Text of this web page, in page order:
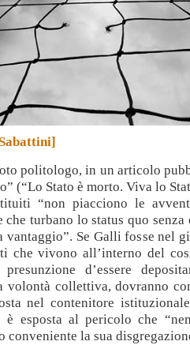
politologo, in un articolo
(“Lo Stato è morto. Viva lo
“non piacciono le
che turbano lo status quo
vantaggio”. Se Galli fosse nel
che vivono all’interno del
d’essere
volontà collettiva, dovranno
nel contenitore
è esposta al pericolo che
conveniente la sua